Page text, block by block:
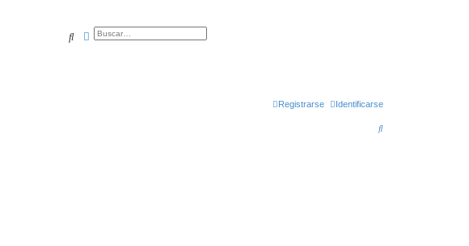
BuscarBúsqueda avanzada
Identificarse
Registrarse
B